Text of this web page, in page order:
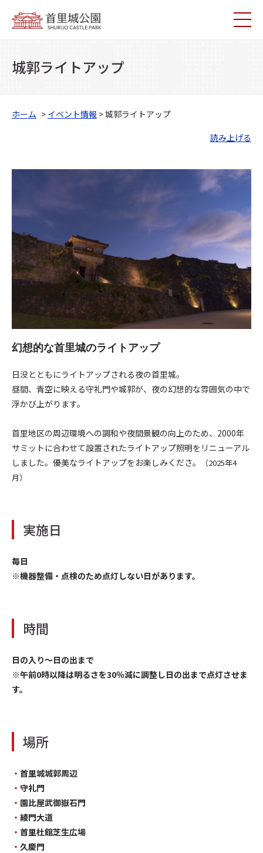
城郭ライトアップ
ホーム > イベント情報 > 城郭ライトアップ
読み上げる
幻想的な首里城のライトアップ
日没とともにライトアップされる夜の首里城。
昼間、青空に映える守礼門や城郭が、夜の幻想的な雰囲気の中で
浮かび上がります。
首里地区の周辺環境への調和や夜間景観の向上のため、2000年
サミットに合わせて設置されたライトアップ照明をリニューアル
しました。優美なライトアップをお楽しみくださ。
（2025年4
月）
実施日
毎日
※機器整備・点検のため点灯しない日があります。
時間
日の入り～日の出まで
※午前0時以降は明るさを30％減に調整し日の出まで点灯させま
す。
場所
・ 首里城城郭周辺
・ 守礼門
・ 園比屋武御嶽石門
・ 綾門大道
・ 首里杜館芝生広場
・ 久慶門